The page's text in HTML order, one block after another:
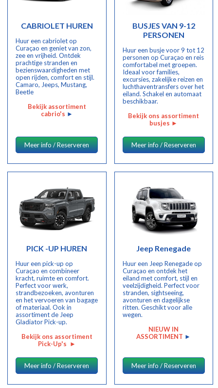
CABRIOLET HUREN
Huur een cabriolet op
Curaçao en geniet van zon,
zee en vrijheid. Ontdek
prachtige stranden en
bezienswaardigheden met
open rijden, comfort en stijl.
Camaro, Jeeps, Mustang,
Beetle
Bekijk assortiment
cabrio's ►
Meer info / Reserveren
BUSJES VAN 9-12
PERSONEN
Huur een busje voor 9 tot 12
personen op Curaçao en reis
comfortabel met groepen.
Ideaal voor families,
excursies, zakelijke reizen en
luchthaventransfers over het
eiland. Schakel en automaat
beschikbaar.
Bekijk ons assortiment
busjes ►
Meer info / Reserveren
PICK -UP HUREN
Huur een pick-up op
Curaçao en combineer
kracht, ruimte en comfort.
Perfect voor werk,
strandbezoeken, avonturen
en het vervoeren van bagage
of materiaal. Ook in
assortiment de Jeep
Gladiator Pick-up.
Bekijk ons assortiment
Pick-Up's ►
Meer info / Reserveren
Jeep Renegade
Huur een Jeep Renegade op
Curaçao en ontdek het
eiland met comfort, stijl en
veelzijdigheid. Perfect voor
stranden, sightseeing,
avonturen en dagelijkse
ritten. Geschikt voor alle
wegen.
NIEUW IN
ASSORTIMENT ►
Meer info / Reserveren